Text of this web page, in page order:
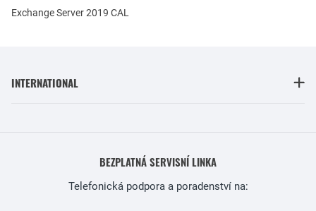
Exchange Server 2019 CAL
INTERNATIONAL
BEZPLATNÁ SERVISNÍ LINKA
Telefonická podpora a poradenství na: